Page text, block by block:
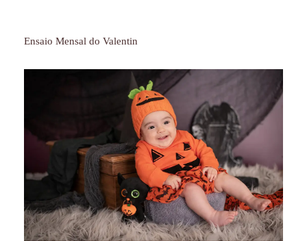
Ensaio Mensal do Valentin